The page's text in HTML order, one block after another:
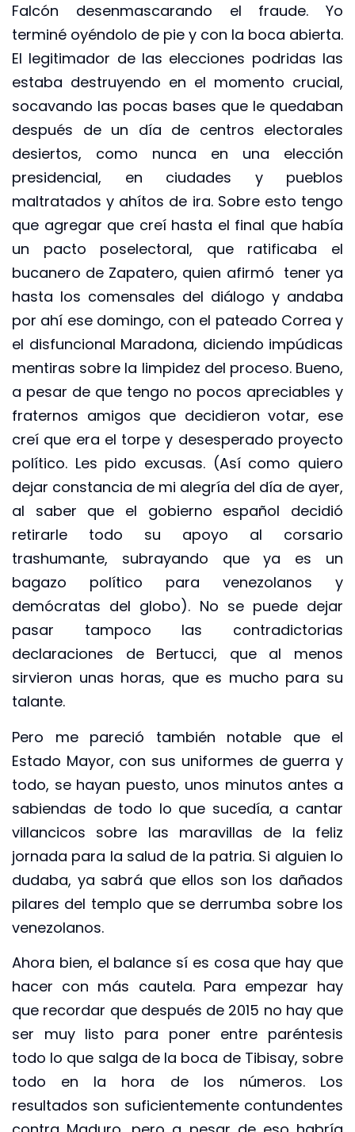
Falcón desenmascarando el fraude. Yo
terminé oyéndolo de pie y con la boca abierta.
El legitimador de las elecciones podridas las
estaba destruyendo en el momento crucial,
socavando las pocas bases que le quedaban
después de un día de centros electorales
desiertos, como nunca en una elección
presidencial, en ciudades y pueblos
maltratados y ahítos de ira. Sobre esto tengo
que agregar que creí hasta el final que había
un pacto poselectoral, que ratificaba el
bucanero de Zapatero, quien afirmó tener ya
hasta los comensales del diálogo y andaba
por ahí ese domingo, con el pateado Correa y
el disfuncional Maradona, diciendo impúdicas
mentiras sobre la limpidez del proceso. Bueno,
a pesar de que tengo no pocos apreciables y
fraternos amigos que decidieron votar, ese
creí que era el torpe y desesperado proyecto
político. Les pido excusas. (Así como quiero
dejar constancia de mi alegría del día de ayer,
al saber que el gobierno español decidió
retirarle todo su apoyo al corsario
trashumante, subrayando que ya es un
bagazo político para venezolanos y
demócratas del globo). No se puede dejar
pasar tampoco las contradictorias
declaraciones de Bertucci, que al menos
sirvieron unas horas, que es mucho para su
talante.
Pero me pareció también notable que el
Estado Mayor, con sus uniformes de guerra y
todo, se hayan puesto, unos minutos antes a
sabiendas de todo lo que sucedía, a cantar
villancicos sobre las maravillas de la feliz
jornada para la salud de la patria. Si alguien lo
dudaba, ya sabrá que ellos son los dañados
pilares del templo que se derrumba sobre los
venezolanos.
Ahora bien, el balance sí es cosa que hay que
hacer con más cautela. Para empezar hay
que recordar que después de 2015 no hay que
ser muy listo para poner entre paréntesis
todo lo que salga de la boca de Tibisay, sobre
todo en la hora de los números. Los
resultados son suficientemente contundentes